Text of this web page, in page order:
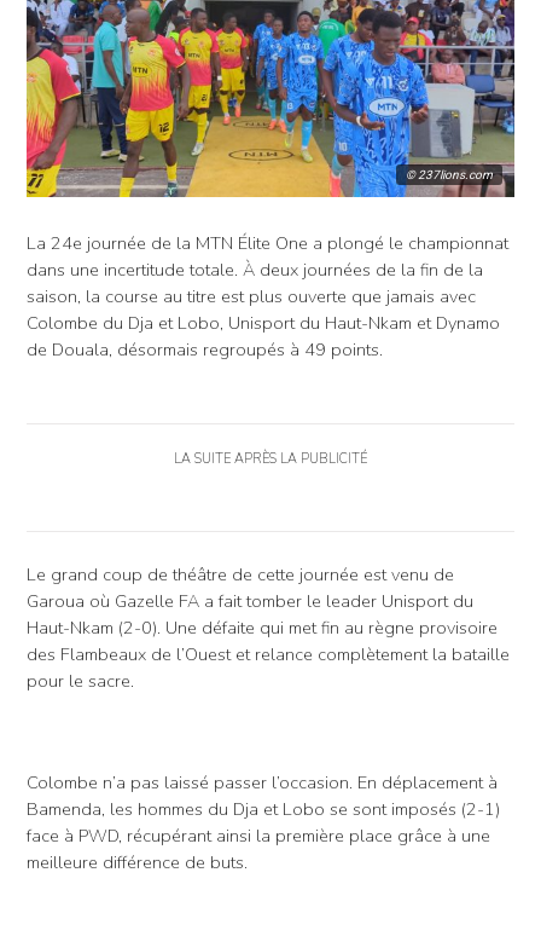
© 237lions.com
La 24e journée de la MTN Élite One a plongé le championnat
dans une incertitude totale. À deux journées de la fin de la
saison, la course au titre est plus ouverte que jamais avec
Colombe du Dja et Lobo, Unisport du Haut-Nkam et Dynamo
de Douala, désormais regroupés à 49 points.
LA SUITE APRÈS LA PUBLICITÉ
Le grand coup de théâtre de cette journée est venu de
Garoua où Gazelle FA a fait tomber le leader Unisport du
Haut-Nkam (2-0). Une défaite qui met fin au règne provisoire
des Flambeaux de l’Ouest et relance complètement la bataille
pour le sacre.
Colombe n’a pas laissé passer l’occasion. En déplacement à
Bamenda, les hommes du Dja et Lobo se sont imposés (2-1)
face à PWD, récupérant ainsi la première place grâce à une
meilleure différence de buts.